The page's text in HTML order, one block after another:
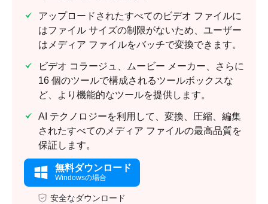
アップロードされたすべてのビデオ ファイルに
はファイル サイズの制限がないため、ユーザー
はメディア ファイルをバッチで変換できます。
ビデオ コラージュ、ムービー メーカー、さらに
16 個のツールで構成されるツールボックスな
ど、より機能的なツールを提供します。
AI テクノロジーを利用して、変換、圧縮、編集
されたすべてのメディア ファイルの最高品質を
保証します。
無料ダウンロード
Windowsの場合
安全なダウンロード